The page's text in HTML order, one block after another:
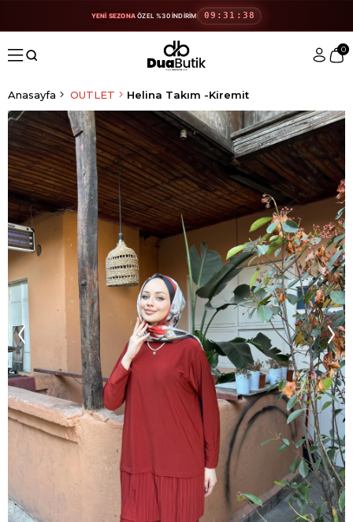
YENİ SEZONAÖZEL %30 İNDİRİM 09:31:38
0
Anasayfa OUTLET Helina Takım -Kiremit